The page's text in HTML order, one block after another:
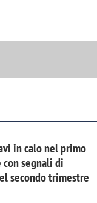
in calo nel primo
con segnali di
secondo trimestre